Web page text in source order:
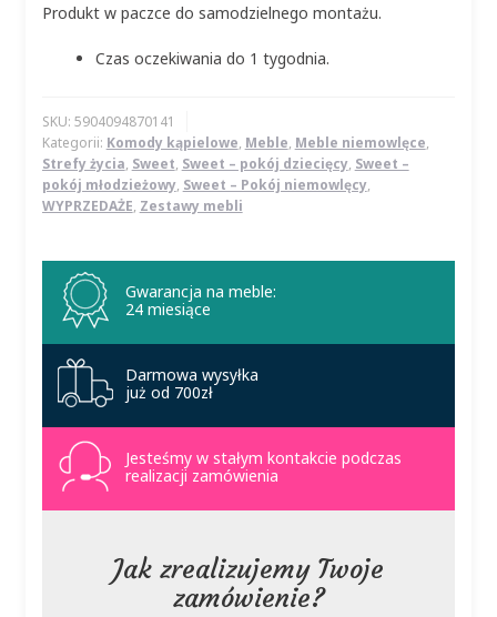
Produkt w paczce do samodzielnego montażu.
Czas oczekiwania do 1 tygodnia.
SKU: 5904094870141
Kategorii: Komody kąpielowe, Meble, Meble niemowlęce,
Strefy życia, Sweet, Sweet – pokój dziecięcy, Sweet –
pokój młodzieżowy, Sweet – Pokój niemowlęcy,
WYPRZEDAŻE, Zestawy mebli
Gwarancja na meble:
24 miesiące
Darmowa wysyłka
już od 700zł
Jesteśmy w stałym kontakcie podczas
realizacji zamówienia
Jak zrealizujemy Twoje
zamówienie?